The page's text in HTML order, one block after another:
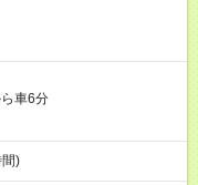
車6分
)